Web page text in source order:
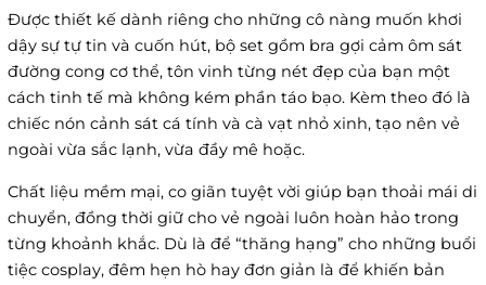
Được thiết kế dành riêng cho những cô nàng muốn khơi
dậy sự tự tin và cuốn hút, bộ set gồm bra gợi cảm ôm sát
đường cong cơ thể, tôn vinh từng nét đẹp của bạn một
cách tinh tế mà không kém phần táo bạo. Kèm theo đó là
chiếc nón cảnh sát cá tính và cà vạt nhỏ xinh, tạo nên vẻ
ngoài vừa sắc lạnh, vừa đầy mê hoặc.
Chất liệu mềm mại, co giãn tuyệt vời giúp bạn thoải mái di
chuyển, đồng thời giữ cho vẻ ngoài luôn hoàn hảo trong
từng khoảnh khắc. Dù là để “thăng hạng” cho những buổi
tiệc cosplay, đêm hẹn hò hay đơn giản là để khiến bản